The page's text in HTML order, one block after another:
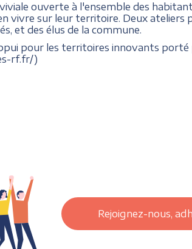
ouverte à l'ensemble des
vivre sur leur territoire. Deux ateliers
et des élus de la commune.
pour les territoires innovants porté
rf.fr/)
Rejoignez-nous,